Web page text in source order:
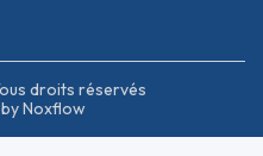
droits réservés
Noxflow